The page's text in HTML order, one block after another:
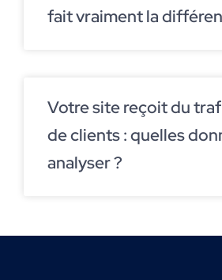
fait vraiment la
Votre site reçoit du
de clients : quelles
analyser ?